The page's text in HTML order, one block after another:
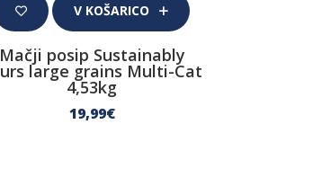
V KOŠARICO
Mačji posip Sustainably
large grains Multi-Cat
4,53kg
19,99€